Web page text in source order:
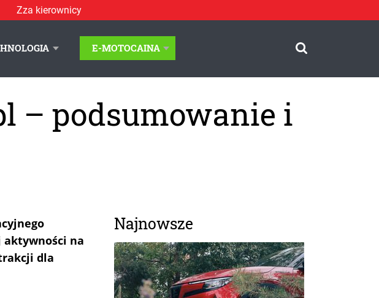
Zza kierownicy
E-MOTOCAINA
– podsumowanie i
aktywności na
dla
Najnowsze